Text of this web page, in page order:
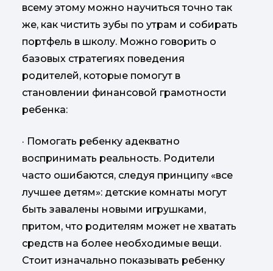
всему этому можно научиться точно так
же, как чистить зубы по утрам и собирать
портфель в школу. Можно говорить о
базовых стратегиях поведения
родителей, которые помогут в
становлении финансовой грамотности
ребенка:
· Помогать ребенку адекватно
воспринимать реальность. Родители
часто ошибаются, следуя принципу «все
лучшее детям»: детские комнаты могут
быть завалены новыми игрушками,
притом, что родителям может не хватать
средств на более необходимые вещи.
Стоит изначально показывать ребенку